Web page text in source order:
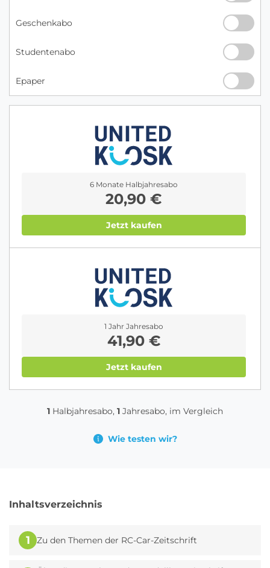
Geschenkabo
Studentenabo
Epaper
6 Monate Halbjahresabo
20,90 €
Jetzt kaufen
1 Jahr Jahresabo
41,90 €
Jetzt kaufen
1 Halbjahresabo, 1 Jahresabo, im Vergleich
Wie testen wir?
Inhaltsverzeichnis
1 Zu den Themen der RC-Car-Zeitschrift